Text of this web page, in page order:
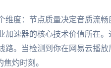
维度：节点质量决定音质流
加速器的核心技术价值所在
路。当检测到你在网易云播
灼时刻。